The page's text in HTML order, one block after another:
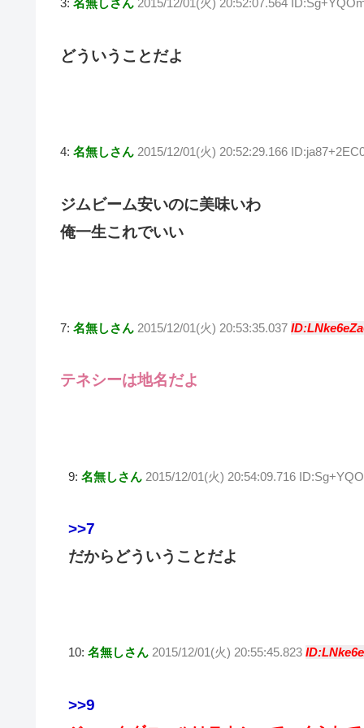
3: 名無しさん 2015/12/01(火) 20:52:07.564
どういうことだよ
4: 名無しさん 2015/12/01(火) 20:52:29.166
ジムビーム安いのに美味いわ
俺一生これでいい
7: 名無しさん 2015/12/01(火) 20:53:35.037
テネシーは地名だよ
9: 名無しさん 2015/12/01(火) 20:54:09.716
>>7
だからどういうことだよ
10: 名無しさん 2015/12/01(火) 20:55:45.823
>>9